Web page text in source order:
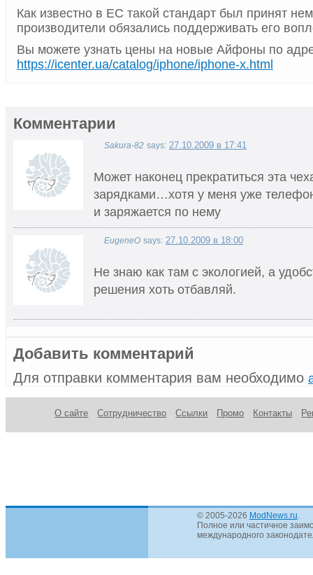
Как известно в ЕС такой стандарт был принят
производители обязались поддерживать его
Вы можете узнать цены на новые Айфоны по
https://icenter.ua/catalog/iphone/iphone-x.html
Комментарии
Sakura-82 says: 27.10.2009 в 17:41
Может наконец прекратиться эта
зарядками…хотя у меня уже
и заряжается по нему
EugeneO says: 27.10.2009 в 18:00
Не знаю как там с экологией, а
решения хоть отбавляй.
Добавить комментарий
Для отправки комментария вам необходимо
О сайте Сотрудничество Ссылки Промо Контакты
© 2005-2026 ModNews.ru
Полное или частичное
международного